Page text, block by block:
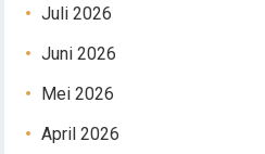
Juli 2026
Juni 2026
Mei 2026
April 2026